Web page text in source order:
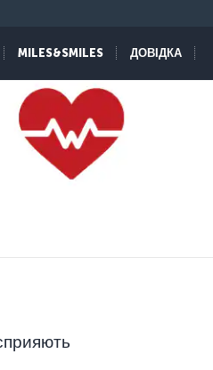
MILES&SMILES ДОВІДКА